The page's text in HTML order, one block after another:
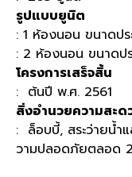
รูปแบบยูนิต
: 1 ห้องนอน ขนาดป
: 2 ห้องนอน ขนาดป
โครงการเสร็จสิ้น
: ต้นปี พ.ศ. 2561
สิ่งอำนวยความสะด
: ล็อบบี้, สระว่ายน้ำ
วามปลอดภัยตลอด